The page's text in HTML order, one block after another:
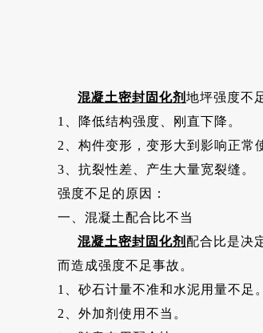
混凝土密封固化剂 地坪强度不
1、降低结构强度、刚直下降。
2、构件变形，变形大到影响正常
3、抗裂性差、产生大量宽裂缝。
强度不足的原因：
一、混凝土配合比不当
混凝土密封固化剂 配合比是决
而造成强度不足事故。
1、砂石计量不准和水泥用量不足。
2、外加剂使用不当。